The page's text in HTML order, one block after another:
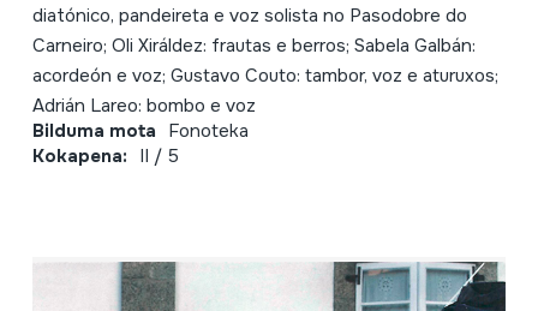
diatónico, pandeireta e voz solista no Pasodobre do
Carneiro; Oli Xiráldez: frautas e berros; Sabela Galbán:
acordeón e voz; Gustavo Couto: tambor, voz e aturuxos;
Adrián Lareo: bombo e voz
Bilduma mota Fonoteka
Kokapena: II / 5